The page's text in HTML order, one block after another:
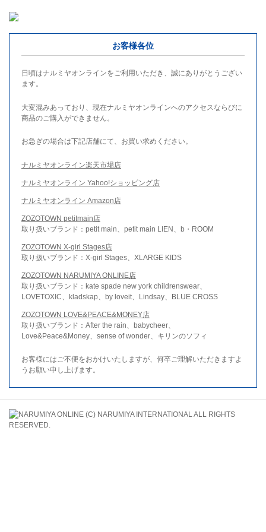
お客様各位
日頃はナルミヤオンラインをご利用いただき、誠にありがとうござい
ます。
大変混みあっており、現在ナルミヤオンラインへのアクセスならびに
商品のご購入ができません。
お急ぎの場合は下記店舗にて、お買い求めください。
ナルミヤオンライン楽天市場店
ナルミヤオンライン Yahoo!ショッピング店
ナルミヤオンライン Amazon店
ZOZOTOWN petitmain店
取り扱いブランド：petit main、petit main LIEN、b・ROOM
ZOZOTOWN X-girl Stages店
取り扱いブランド：X-girl Stages、XLARGE KIDS
ZOZOTOWN NARUMIYA ONLINE店
取り扱いブランド：kate spade new york childrenswear、
LOVETOXIC、kladskap、by loveit、Lindsay、BLUE CROSS
ZOZOTOWN LOVE&PEACE&MONEY店
取り扱いブランド：After the rain、babycheer、
Love&Peace&Money、sense of wonder、キリンのソフィ
お客様にはご不便をおかけいたしますが、何卒ご理解いただきますよ
うお願い申し上げます。